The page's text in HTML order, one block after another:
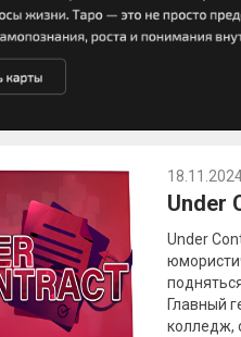
Under
Under
Главный
колледж,